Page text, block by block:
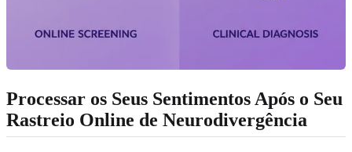
Processar os Seus Sentimentos Após o Seu
Rastreio Online de Neurodivergência